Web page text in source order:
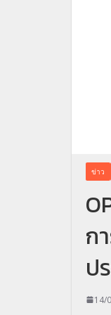
ข่าว
ก
ป
14/